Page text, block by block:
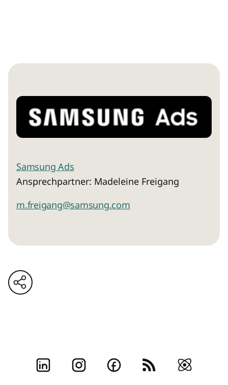
Die Einwilligung in den Empfang der E-Mails
Weitere Informationen zur Rechtsgrundlage
und dem Umgang mit Ihren
personenbezogenen Daten finden sich in der
Formulars bestätige ich die
haben und diese zu akzeptieren.
Samsung Ads
Ansprechpartner: Madeleine Freigang
m.freigang@samsung.com